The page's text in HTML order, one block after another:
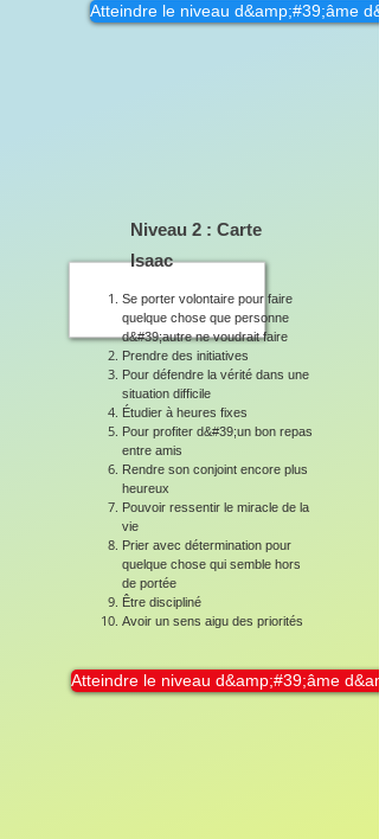
Atteindre le niveau d&amp;#39;âme
Niveau 2 : Carte
Isaac
Se porter volontaire pour faire
quelque chose que personne
d&#39;autre ne voudrait faire
Prendre des initiatives
Pour défendre la vérité dans une
situation difficile
Étudier à heures fixes
Pour profiter d&#39;un bon repas
entre amis
Rendre son conjoint encore plus
heureux
Pouvoir ressentir le miracle de la
vie
Prier avec détermination pour
quelque chose qui semble hors
de portée
Être discipliné
Avoir un sens aigu des priorités
Atteindre le niveau d&amp;#39;âme